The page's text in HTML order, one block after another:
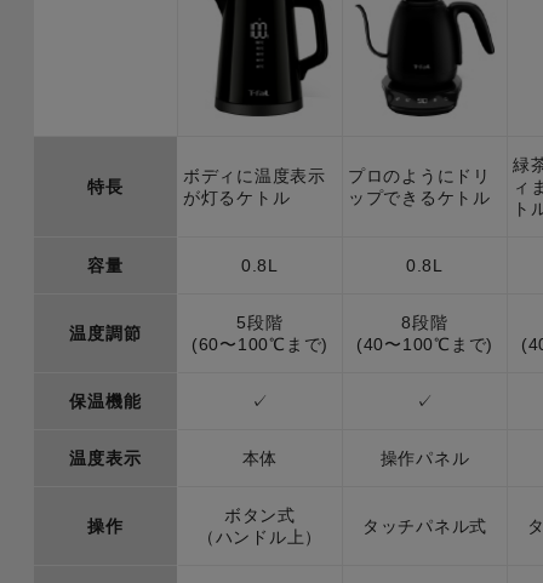
特長
ボディに温度表示
が灯るケトル
プロのようにドリ
ップできるケトル
緑
ィ
ト
容量 0.8L 0.8L
温度調節
5段階
(60〜100℃まで)
8段階
(40〜100℃まで)
保温機能 ✓ ✓
温度表示 本体 操作パネル
操作
ボタン式
（ハンドル上）
タッチパネル式